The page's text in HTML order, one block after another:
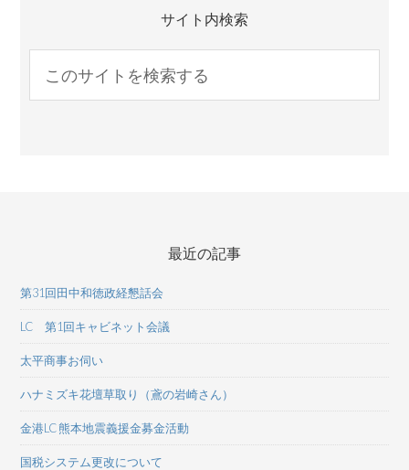
サイト内検索
最近の記事
第31回田中和徳政経懇話会
LC 第1回キャビネット会議
太平商事お伺い
ハナミズキ花壇草取り（鳶の岩崎さん）
金港LC 熊本地震義援金募金活動
国税システム更改について